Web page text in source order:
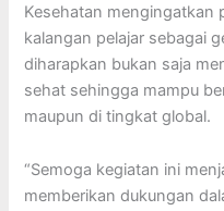
Kesehatan mengingatkan
kalangan pelajar sebagai
diharapkan bukan saja
sehat sehingga mampu
maupun di tingkat global.
“Semoga kegiatan ini
memberikan dukungan